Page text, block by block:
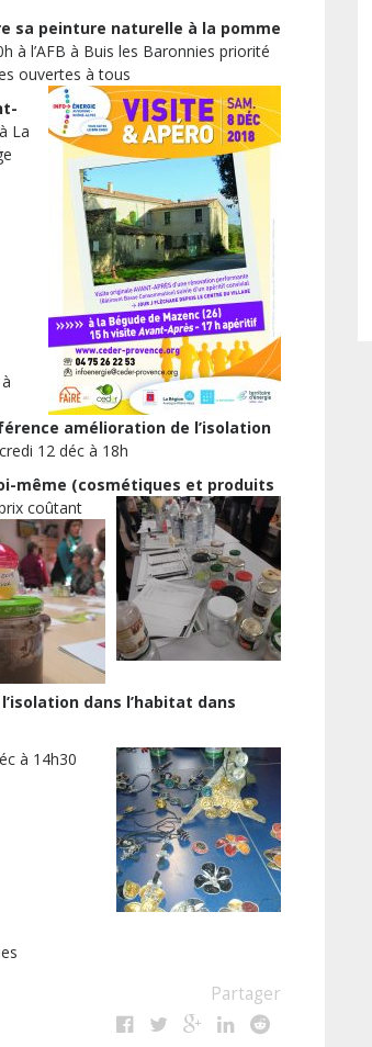
sa peinture naturelle à la pomme
à l’AFB à Buis les Baronnies priorité
ouvertes à tous
La
amélioration de l’isolation
12 déc à 18h
même (cosmétiques et produits
coûtant
dans l’habitat dans
à 14h30
Partager